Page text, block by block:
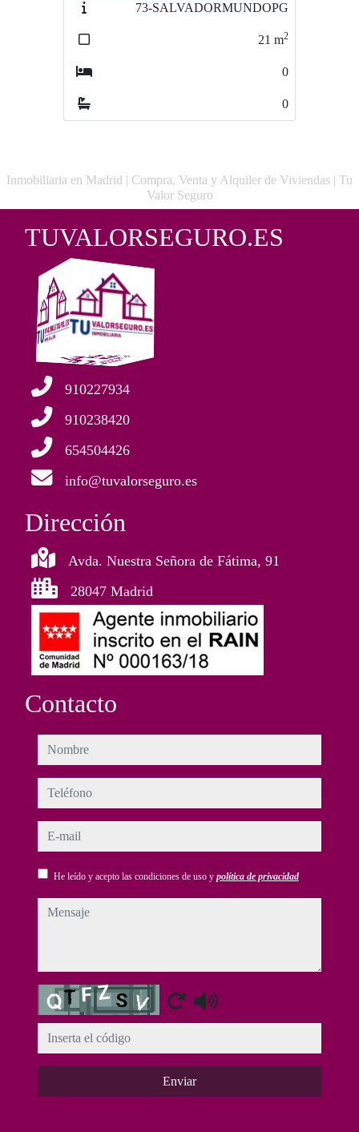
73-SALVADORMUNDOPG
21 m2
0
0
Inmobiliaria en Madrid | Compra, Venta y Alquiler de Viviendas | Tu
Valor Seguro
TUVALORSEGURO.ES
910227934
910238420
654504426
info@tuvalorseguro.es
Dirección
Avda. Nuestra Señora de Fátima, 91
28047 Madrid
Contacto
nombre
teléfono
e-mail
He leído y acepto las condiciones de uso y política de privacidad
mensaje
Captcha
Enviar